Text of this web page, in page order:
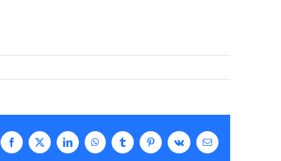
Facebook
X LinkedInWhatsAppTumblrPinterestVk
Correo
electrónico